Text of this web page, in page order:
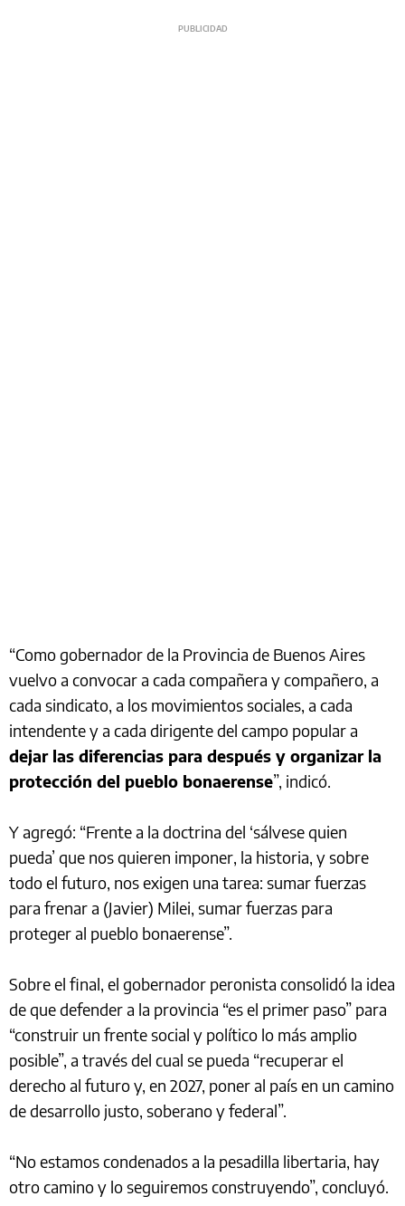
“Como gobernador de la Provincia de Buenos Aires
vuelvo a convocar a cada compañera y compañero, a
cada sindicato, a los movimientos sociales, a cada
intendente y a cada dirigente del campo popular a
dejar las diferencias para después y organizar la
protección del pueblo bonaerense”, indicó.
Y agregó: “Frente a la doctrina del ‘sálvese quien
pueda’ que nos quieren imponer, la historia, y sobre
todo el futuro, nos exigen una tarea: sumar fuerzas
para frenar a (Javier) Milei, sumar fuerzas para
proteger al pueblo bonaerense”.
Sobre el final, el gobernador peronista consolidó la idea
de que defender a la provincia “es el primer paso” para
“construir un frente social y político lo más amplio
posible”, a través del cual se pueda “recuperar el
derecho al futuro y, en 2027, poner al país en un camino
de desarrollo justo, soberano y federal”.
“No estamos condenados a la pesadilla libertaria, hay
otro camino y lo seguiremos construyendo”, concluyó.